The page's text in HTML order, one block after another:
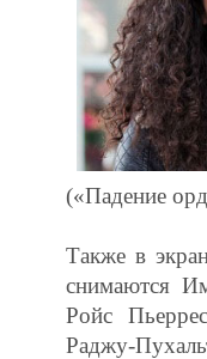
(«Падение
Также в
снимаются
Ройс
Раджу-